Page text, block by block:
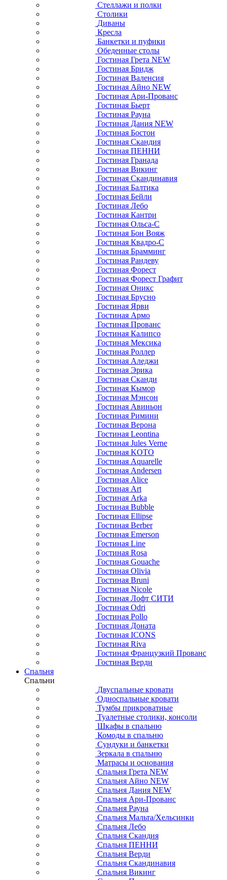
Стеллажи и полки
Столики
Диваны
Кресла
Банкетки и пуфики
Обеденные столы
Гостиная Грета NEW
Гостиная Бридж
Гостиная Валенсия
Гостиная Айно NEW
Гостиная Ари-Прованс
Гостиная Бьерт
Гостиная Рауна
Гостиная Дания NEW
Гостиная Бостон
Гостиная Скандия
Гостиная ПЕННИ
Гостиная Гранада
Гостиная Викинг
Гостиная Скандинавия
Гостиная Балтика
Гостиная Бейли
Гостиная Лебо
Гостиная Кантри
Гостиная Ольса-С
Гостиная Бон Вояж
Гостиная Квадро-С
Гостиная Брамминг
Гостиная Рандеву
Гостиная Форест
Гостиная Форест Графит
Гостиная Оникс
Гостиная Брусно
Гостиная Ярви
Гостиная Армо
Гостиная Прованс
Гостиная Калипсо
Гостиная Мексика
Гостиная Роллер
Гостиная Аледжи
Гостиная Эрика
Гостиная Сканди
Гостиная Кымор
Гостиная Мэнсон
Гостиная Авиньон
Гостиная Римини
Гостиная Верона
Гостиная Leontina
Гостиная Jules Verne
Гостиная KOTO
Гостиная Aquarelle
Гостиная Andersen
Гостиная Alice
Гостиная Art
Гостиная Arka
Гостиная Bubble
Гостиная Ellipse
Гостиная Berber
Гостиная Emerson
Гостиная Line
Гостиная Rosa
Гостиная Gouache
Гостиная Olivia
Гостиная Bruni
Гостиная Nicole
Гостиная Лофт СИТИ
Гостиная Odri
Гостиная Pollo
Гостиная Доната
Гостиная ICONS
Гостиная Riva
Гостиная Французкий Прованс
Гостиная Верди
Спальня
Спальни
Двуспальные кровати
Односпальные кровати
Тумбы прикроватные
Туалетные столики, консоли
Шкафы в спальню
Комоды в спальню
Сундуки и банкетки
Зеркала в спальню
Матрасы и основания
Спальня Грета NEW
Спальня Айно NEW
Спальня Дания NEW
Спальня Ари-Прованс
Спальня Рауна
Спальня Мальта/Хельсинки
Спальня Лебо
Спальня Скандия
Спальня ПЕННИ
Спальня Верди
Спальня Скандинавия
Спальня Викинг